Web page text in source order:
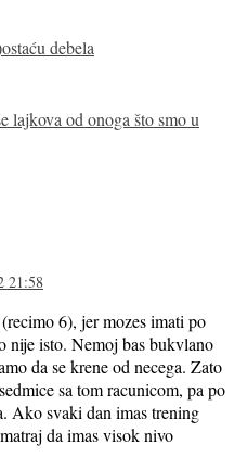
debela
lajkova od onoga što smo u
21:58
6), jer mozes imati po
nije isto. Nemoj bas bukvlano
da se krene od necega. Zato
sa tom racunicom, pa po
Ako svaki dan imas trening
da imas visok nivo